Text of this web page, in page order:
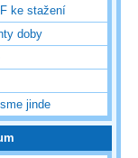
ke stažení
doby
jinde